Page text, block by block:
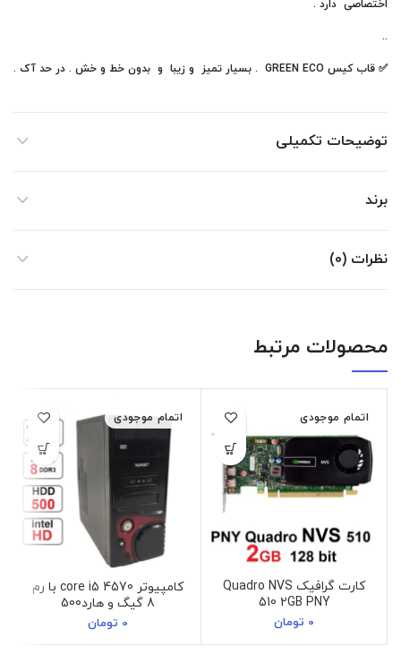
اختصاصی دارد .
.
.
✅ قاب کیس GREEN ECO . بسیار تمیز و زیبا و بدون خط و خش . در حد آک .
توضیحات تکمیلی
برند
نظرات (0)
محصولات مرتبط
اتمام موجودی
کارت گرافیک Quadro NVS
510 2GB PNY
0 تومان
اتمام موجودی
کامپیوتر core i5 4570 با رم
8 گیگ و هارد500
0 تومان